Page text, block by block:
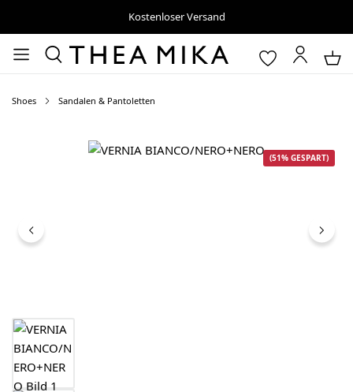
Kostenloser Versand
Shoes Sandalen & Pantoletten
Bildergalerie überspringen
(51% GESPART)